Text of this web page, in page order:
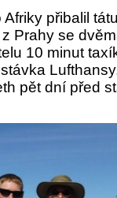
přibalil
Prahy se
10 minut
pět dní před